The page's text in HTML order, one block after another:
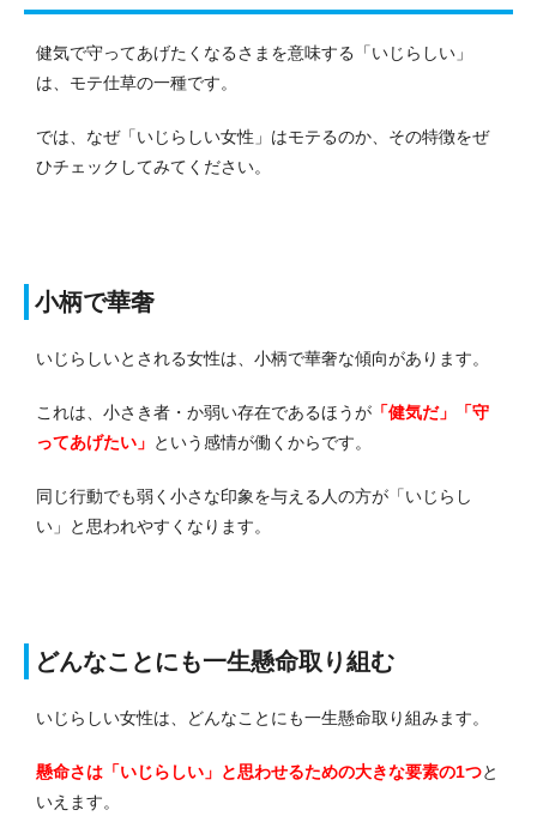
健気で守ってあげたくなるさまを意味する「いじらしい」
は、モテ仕草の一種です。
では、なぜ「いじらしい女性」はモテるのか、その特徴をぜ
ひチェックしてみてください。
小柄で華奢
いじらしいとされる女性は、小柄で華奢な傾向があります。
これは、小さき者・か弱い存在であるほうが 「健気だ」「守
ってあげたい」 という感情が働くからです。
同じ行動でも弱く小さな印象を与える人の方が「いじらし
い」と思われやすくなります。
どんなことにも一生懸命取り組む
いじらしい女性は、どんなことにも一生懸命取り組みます。
懸命さは「いじらしい」と思わせるための大きな要素の1つと
いえます。